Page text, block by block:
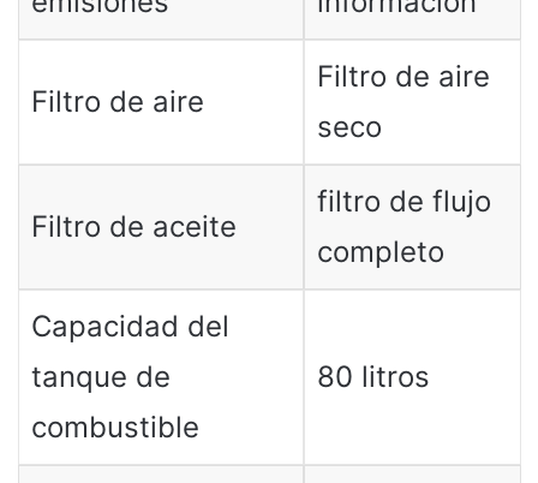
Filtro de aire
Filtro de aire
seco
Filtro de aceite
filtro de flujo
completo
Capacidad del
tanque de
combustible
80 litros